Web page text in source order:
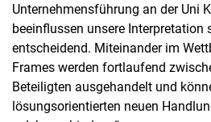
Unternehmensführung an der Uni
beeinflussen unsere Interpretation
entscheidend. Miteinander im
Frames werden fortlaufend
Beteiligten ausgehandelt und
lösungsorientierten neuen